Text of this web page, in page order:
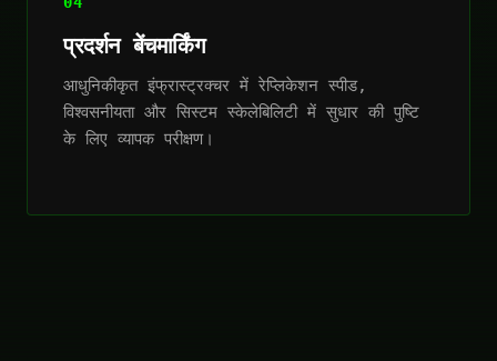
प्रदर्शन बेंचमार्किंग
आधुनिकीकृत इंफ्रास्ट्रक्चर में रेप्लिकेशन स्पीड,
विश्वसनीयता और सिस्टम स्केलेबिलिटी में सुधार की पुष्टि
के लिए व्यापक परीक्षण।